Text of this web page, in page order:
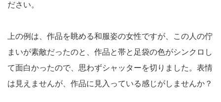
ださい。
上の例は、作品を眺める和服姿の女性ですが、この人の佇
まいが素敵だったのと、作品と帯と足袋の色がシンクロし
て面白かったので、思わずシャッターを切りました。表情
は見えませんが、作品に見入っている感じがしませんか？